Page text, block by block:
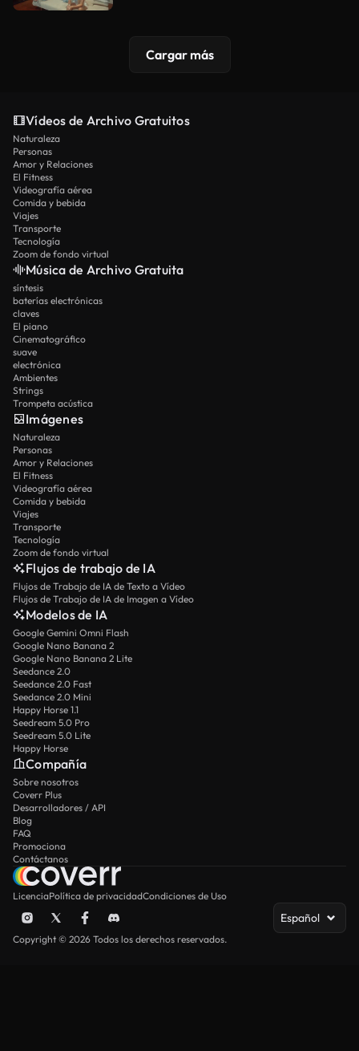
Cargar más
Vídeos de Archivo Gratuitos
Naturaleza
Personas
Amor y Relaciones
El Fitness
Videografía aérea
Comida y bebida
Viajes
Transporte
Tecnología
Zoom de fondo virtual
Música de Archivo Gratuita
síntesis
baterías electrónicas
claves
El piano
Cinematográfico
suave
electrónica
Ambientes
Strings
Trompeta acústica
Imágenes
Naturaleza
Personas
Amor y Relaciones
El Fitness
Videografía aérea
Comida y bebida
Viajes
Transporte
Tecnología
Zoom de fondo virtual
Flujos de trabajo de IA
Flujos de Trabajo de IA de Texto a Vídeo
Flujos de Trabajo de IA de Imagen a Vídeo
Modelos de IA
Google Gemini Omni Flash
Google Nano Banana 2
Google Nano Banana 2 Lite
Seedance 2.0
Seedance 2.0 Fast
Seedance 2.0 Mini
Happy Horse 1.1
Seedream 5.0 Pro
Seedream 5.0 Lite
Happy Horse
Compañía
Sobre nosotros
Coverr Plus
Desarrolladores / API
Blog
FAQ
Promociona
Contáctanos
LicenciaPolítica de privacidadCondiciones de Uso
Español
Copyright © 2026 Todos los derechos reservados.